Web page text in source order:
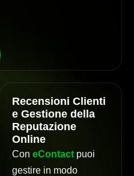
Recensioni Clienti
e Gestione della
Reputazione
Online
Con eContact puoi
gestire in modo